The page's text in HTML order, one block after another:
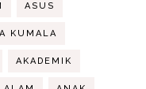
ASUS
KUMALA
AKADEMIK